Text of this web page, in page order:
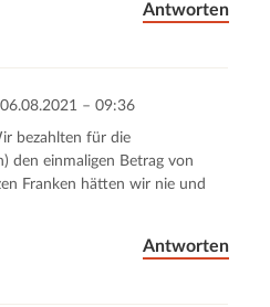
Antworten
06.08.2021 – 09:36
bezahlten für die
den einmaligen Betrag von
Franken hätten wir nie und
Antworten